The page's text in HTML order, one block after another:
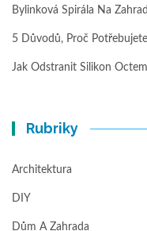
Bylinková Spirála Na
5 Důvodů, Proč
Jak Odstranit Silikon
Rubriky
Architektura
DIY
Dům A Zahrada